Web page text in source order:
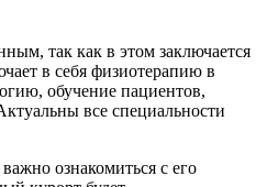
так как в этом заключается
в себя физиотерапию в
обучение пациентов,
все специальности
ознакомиться с его